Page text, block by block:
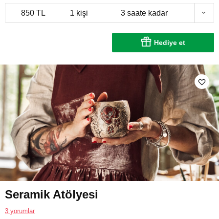
850 TL 1 kişi 3 saate kadar
Hediye et
Seramik Atölyesi
3 yorumlar